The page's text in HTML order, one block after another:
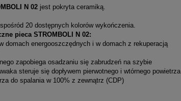
N 02 jest pokryta ceramiką.
20 dostępnych kolorów wykończenia.
pieca STROMBOLI N 02:
domach energooszczędnych i w domach z rekuperacją
zapobiega osadzaniu się zabrudzeń na szybie
steruje się dopływem pierwotnego i wtórnego powietrza
do spalania w 100% z zewnątrz (CDP)